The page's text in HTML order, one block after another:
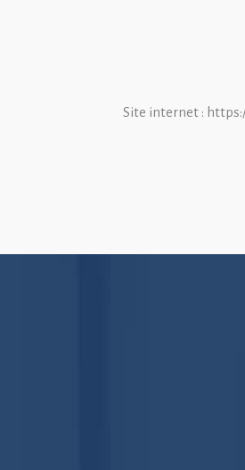
Site internet :